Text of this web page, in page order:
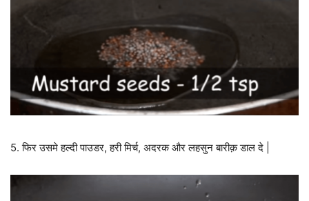
5. फिर उसमे हल्दी पाउडर, हरी मिर्च, अदरक और लहसुन बारीक़ डाल दे |